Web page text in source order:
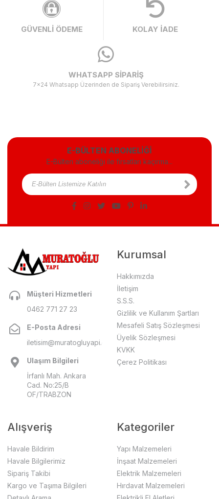
GÜVENLİ ÖDEME KOLAY İADE
WHATSAPP SİPARİŞ
7x24 Whatsapp Üzerinden de Sipariş Verebilirsiniz.
E-BÜLTEN ABONELİĞİ
E-Bülten aboneliği ile fırsatları kaçırma...
Müşteri Hizmetleri
0462 771 27 23
E-Posta Adresi
iletisim@muratogluyapi.com
Ulaşım Bilgileri
İrfanlı Mah. Ankara
Cad. No:25/B
OF/TRABZON
Kurumsal
Hakkımızda
İletişim
S.S.S.
Gizlilik ve Kullanım Şartları
Mesafeli Satış Sözleşmesi
Üyelik Sözleşmesi
KVKK
Çerez Politikası
Alışveriş
Havale Bildirim
Havale Bilgilerimiz
Sipariş Takibi
Kargo ve Taşıma Bilgileri
Kategoriler
Yapı Malzemeleri
İnşaat Malzemeleri
Elektrik Malzemeleri
Hırdavat Malzemeleri